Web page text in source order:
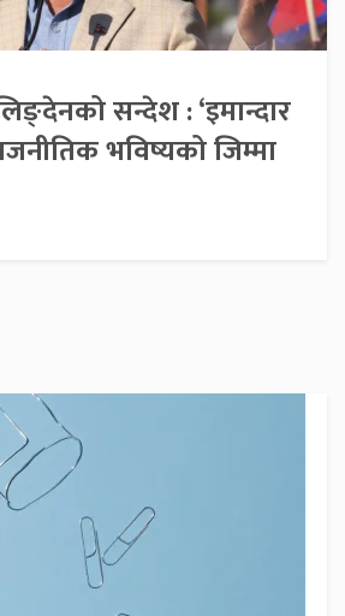
सन्देश : ‘इमान्दार
भविष्यको जिम्मा